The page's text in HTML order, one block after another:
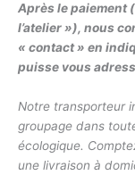
Après le paiement
l’atelier »), nous
« contact » en
puisse vous
Notre transporteur
groupage dans
écologique.
une livraison à